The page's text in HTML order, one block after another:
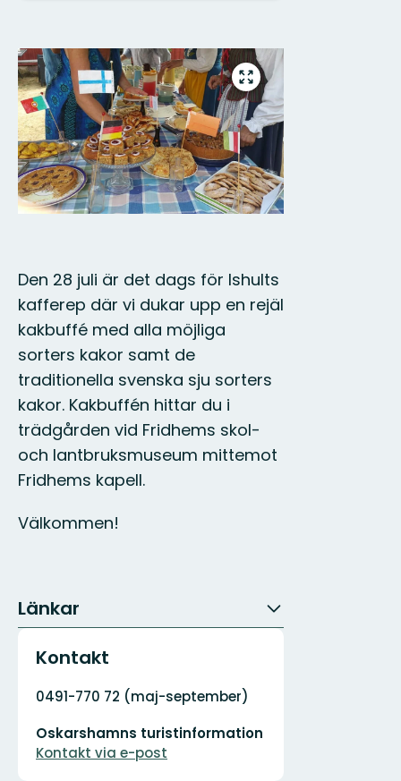
Bilder
Gå
till
helskärmsläge
Den 28 juli är det dags för Ishults
kafferep där vi dukar upp en rejäl
kakbuffé med alla möjliga
sorters kakor samt de
traditionella svenska sju sorters
kakor. Kakbuffén hittar du i
trädgården vid Fridhems skol-
och lantbruksmuseum mittemot
Fridhems kapell.
Välkommen!
Länkar
Kontakt
Adress
0491-770 72 (maj-september)
postadress
Oskarshamns turistinformation
Kontakt via e-post